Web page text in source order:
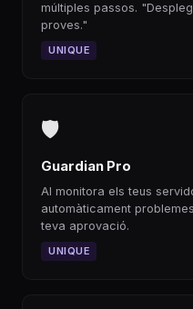
múltiples passos.
proves."
UNIQUE
🛡
Guardian Pro
AI monitora els teus
automàticament
teva aprovació.
UNIQUE